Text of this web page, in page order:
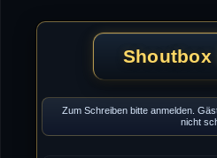
Shoutbox
Zum Schreiben bitte anmelden.
nicht